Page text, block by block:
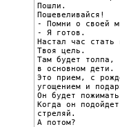
Пошли.
Пошевеливайся!
- Помни о своей
- Я готов.
Настал час стать
Твоя цель.
Там будет толпа,
в основном дети.
Это прием, с
угощением и
Он будет
Когда он
стреляй.
А потом?